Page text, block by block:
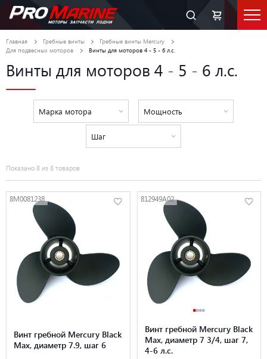
Главная Гребные винты
Гребные винты Mercury
Для подвесных моторов
Винты для моторов 4 - 5 - 6 л.с.
Винты для моторов 4 - 5 - 6 л.с.
Марка мотора Мощность
Шаг
Показано 8 из 8 товаров
8M0081238
Винт гребной Mercury Black
Max, диаметр 7.9, шаг 6
812949A02
Винт гребной Mercury Black
Max, диаметр 7 3/4, шаг 7,
4-6 л.с.